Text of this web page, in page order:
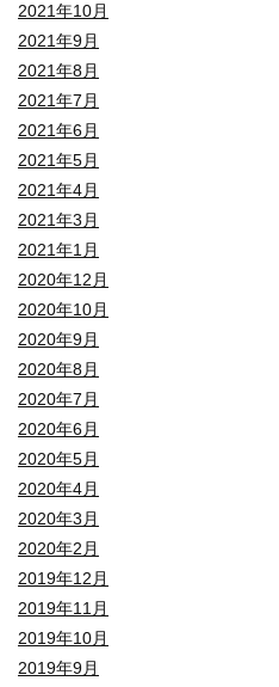
2021年10月
2021年9月
2021年8月
2021年7月
2021年6月
2021年5月
2021年4月
2021年3月
2021年1月
2020年12月
2020年10月
2020年9月
2020年8月
2020年7月
2020年6月
2020年5月
2020年4月
2020年3月
2020年2月
2019年12月
2019年11月
2019年10月
2019年9月